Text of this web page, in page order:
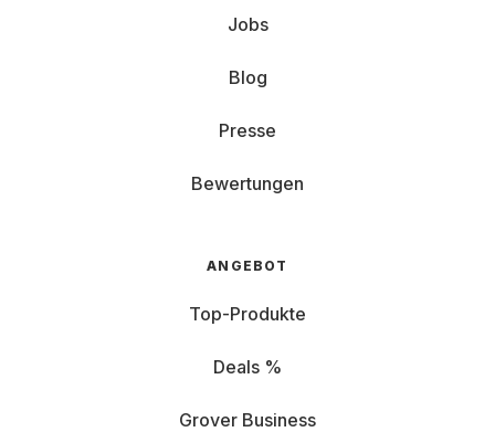
Jobs
Blog
Presse
Bewertungen
ANGEBOT
Top-Produkte
Deals %
Grover Business